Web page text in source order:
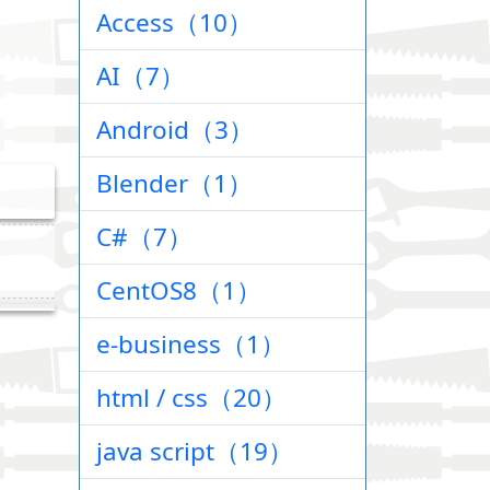
Access（10）
AI（7）
Android（3）
Blender（1）
C#（7）
CentOS8（1）
e-business（1）
html / css（20）
java script（19）